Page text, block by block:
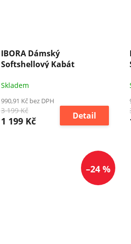
IBORA Dámský
Softshellový Kabát
Skladem
990,91 Kč bez DPH
3 199 Kč
1 199 Kč Detail
–24 %